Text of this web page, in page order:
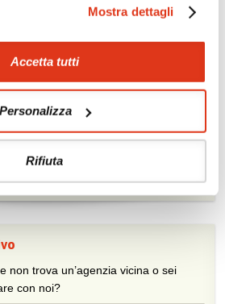
Mostra dettagli
Accetta tutti
Personalizza
Rifiuta
su Facebook
le tue esperienze e scambia
tue località preferite.
Facebook
con noi?